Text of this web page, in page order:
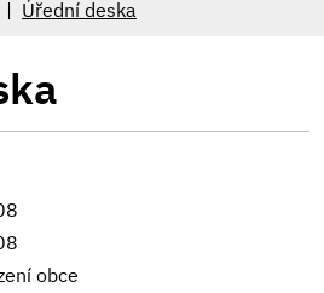
Úřední deska
obce